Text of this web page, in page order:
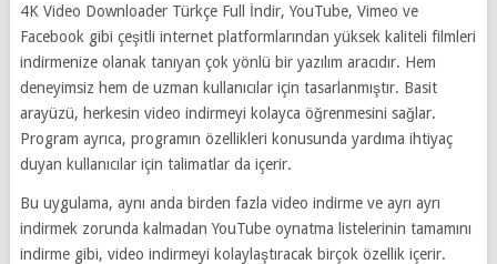
4K Video Downloader Türkçe Full İndir, YouTube, Vimeo ve
Facebook gibi çeşitli internet platformlarından yüksek kaliteli filmleri
indirmenize olanak tanıyan çok yönlü bir yazılım aracıdır. Hem
deneyimsiz hem de uzman kullanıcılar için tasarlanmıştır. Basit
arayüzü, herkesin video indirmeyi kolayca öğrenmesini sağlar.
Program ayrıca, programın özellikleri konusunda yardıma ihtiyaç
duyan kullanıcılar için talimatlar da içerir.
Bu uygulama, aynı anda birden fazla video indirme ve ayrı ayrı
indirmek zorunda kalmadan YouTube oynatma listelerinin tamamını
indirme gibi, video indirmeyi kolaylaştıracak birçok özellik içerir.